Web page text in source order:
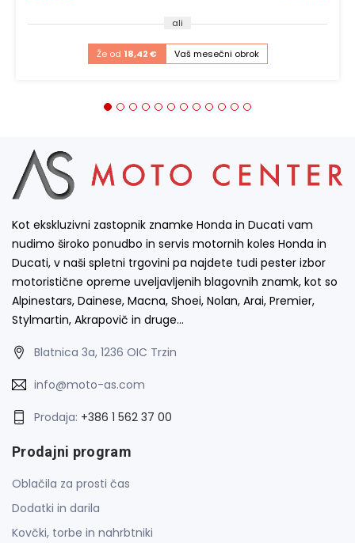
ali
Že od 18,42 € Vaš mesečni obrok
Kot ekskluzivni zastopnik znamke Honda in Ducati vam
nudimo široko ponudbo in servis motornih koles Honda in
Ducati, v naši spletni trgovini pa najdete tudi pester izbor
motoristične opreme uveljavljenih blagovnih znamk, kot so
Alpinestars, Dainese, Macna, Shoei, Nolan, Arai, Premier,
Stylmartin, Akrapovič in druge…
Blatnica 3a, 1236 OIC Trzin
info@moto-as.com
Prodaja: +386 1 562 37 00
Prodajni program
Oblačila za prosti čas
Dodatki in darila
Kovčki, torbe in nahrbtniki